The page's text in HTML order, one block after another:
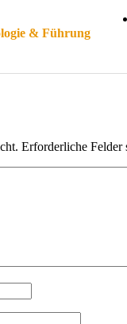
& Führung
Erforderliche Felder